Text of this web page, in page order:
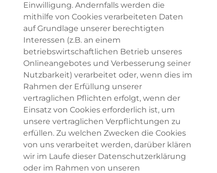
Einwilligung. Andernfalls werden die
mithilfe von Cookies verarbeiteten Daten
auf Grundlage unserer berechtigten
Interessen (z.B. an einem
betriebswirtschaftlichen Betrieb unseres
Onlineangebotes und Verbesserung seiner
Nutzbarkeit) verarbeitet oder, wenn dies im
Rahmen der Erfüllung unserer
vertraglichen Pflichten erfolgt, wenn der
Einsatz von Cookies erforderlich ist, um
unsere vertraglichen Verpflichtungen zu
erfüllen. Zu welchen Zwecken die Cookies
von uns verarbeitet werden, darüber klären
wir im Laufe dieser Datenschutzerklärung
oder im Rahmen von unseren